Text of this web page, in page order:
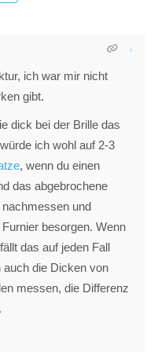
ich war mir nicht
gibt.
dick bei der Brille das
ich wohl auf 2-3
, wenn du einen
das abgebrochene
und
besorgen. Wenn
das auf jeden Fall
die Dicken von
messen, die Differenz